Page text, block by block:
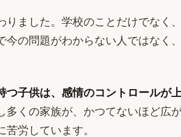
りました。学校のことだけでなく
の問題がわからない人ではなく
つ子供は、感情のコントロールが
多くの家族が、かつてないほど広
労しています。